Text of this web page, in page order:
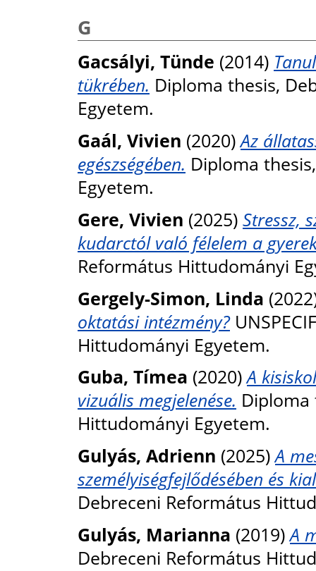
G
Gacsályi, Tünde (2014)
tükrében. Diploma thesis,
Egyetem.
Gaál, Vivien (2020)Az
egészségében. Diploma
Egyetem.
Gere, Vivien (2025) Stressz,
kudarctól való félelem a
Református Hittudományi
Gergely-Simon, Linda
oktatási intézmény?
Hittudományi Egyetem.
Guba, Tímea (2020)A
vizuális megjelenése. Diploma
Hittudományi Egyetem.
Gulyás, Adrienn (2025)A
személyiségfejlődésében és
Debreceni Református
Gulyás, Marianna (2019)A
Debreceni Református